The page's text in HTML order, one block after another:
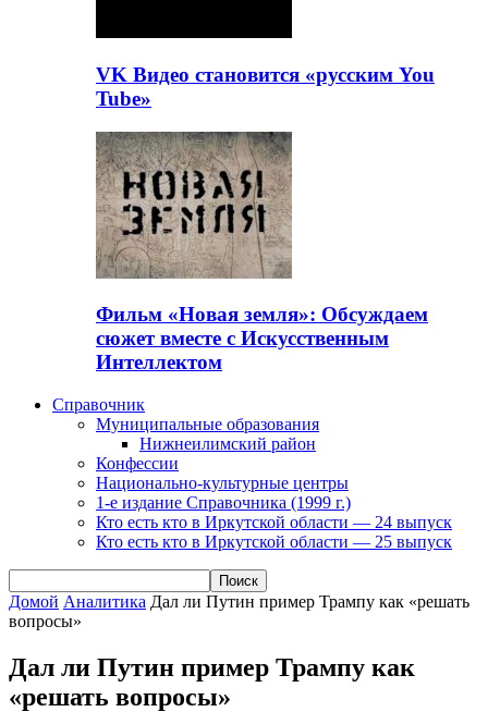
VK Видео становится «русским You
Tube»
Фильм «Новая земля»: Обсуждаем
сюжет вместе с Искусственным
Интеллектом
Справочник
Муниципальные образования
Нижнеилимский район
Конфессии
Национально-культурные центры
1-е издание Справочника (1999 г.)
Кто есть кто в Иркутской области — 24 выпуск
Кто есть кто в Иркутской области — 25 выпуск
Домой Аналитика Дал ли Путин пример Трампу как «решать
вопросы»
Дал ли Путин пример Трампу как
«решать вопросы»